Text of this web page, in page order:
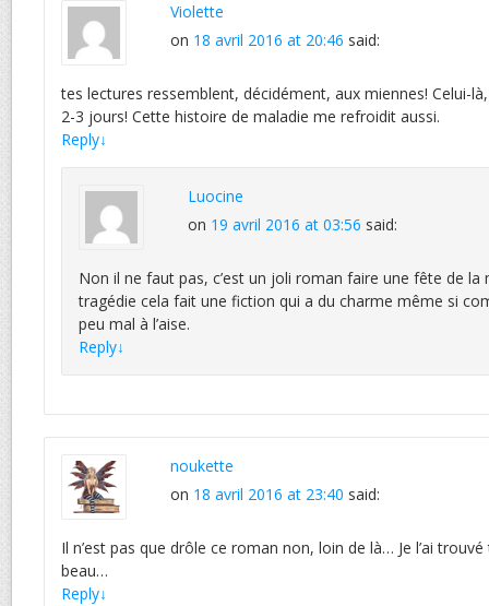
Violette
on 18 avril 2016 at 20:46 said:
tes lectures ressemblent, décidément, aux miennes! Celui-
2-3 jours! Cette histoire de maladie me refroidit aussi.
Reply↓
Luocine
on 19 avril 2016 at 03:56 said:
Non il ne faut pas, c’est un joli roman faire une fête de la
tragédie cela fait une fiction qui a du charme même si
peu mal à l’aise.
Reply↓
noukette
on 18 avril 2016 at 23:40 said:
Il n’est pas que drôle ce roman non, loin de là… Je l’ai
beau…
Reply↓